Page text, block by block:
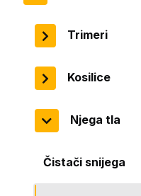
Trimeri
Kosilice
Njega tla
Čistači snijega